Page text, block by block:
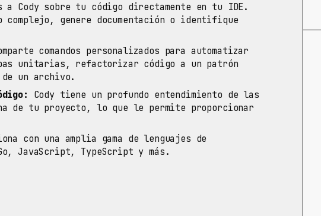
a Cody sobre tu código directamente en tu IDE.
complejo, genere documentación o identifique
comandos personalizados para automatizar
unitarias, refactorizar código a un patrón
un archivo.
Cody tiene un profundo entendimiento de las
de tu proyecto, lo que le permite proporcionar
con una amplia gama de lenguajes de
JavaScript, TypeScript y más.